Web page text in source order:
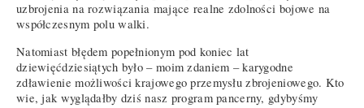
uzbrojenia na rozwiązania mające realne zdolności bojowe na
współczesnym polu walki.
Natomiast błędem popełnionym pod koniec lat
dziewięćdziesiątych było – moim zdaniem – karygodne
zdławienie możliwości krajowego przemysłu zbrojeniowego. Kto
wie, jak wyglądałby dziś nasz program pancerny, gdybyśmy